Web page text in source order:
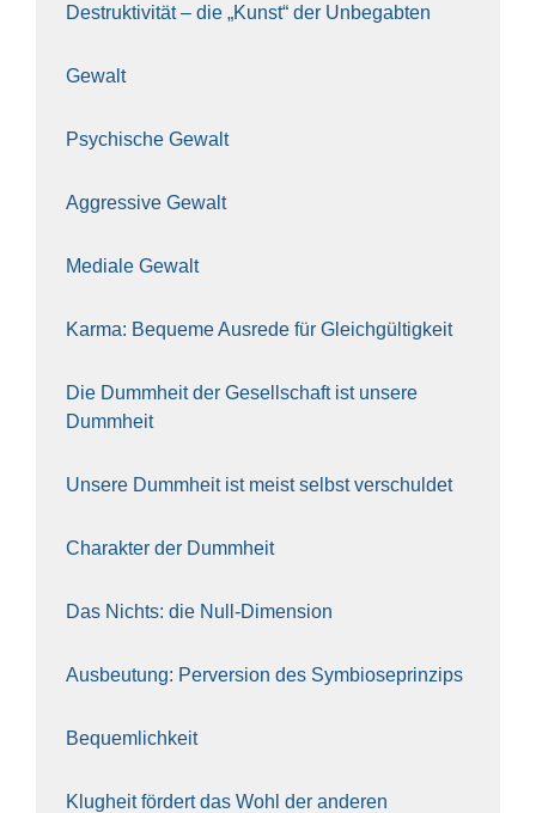
Destruk­ti­vi­tät – die „Kunst“ der Unbe­gab­ten
Gewalt
Psy­chi­sche Gewalt
Aggres­si­ve Gewalt
Media­le Gewalt
Kar­ma: Beque­me Aus­re­de für Gleich­gül­tig­keit
Die Dumm­heit der Gesell­schaft ist unse­re
Dumm­heit
Unse­re Dumm­heit ist meist selbst ver­schul­det
Cha­rak­ter der Dumm­heit
Das Nichts: die Null-Dimen­si­on
Aus­beu­tung: Per­ver­si­on des Sym­bio­se­prin­zips
Bequem­lich­keit
Klug­heit för­dert das Wohl der ande­ren